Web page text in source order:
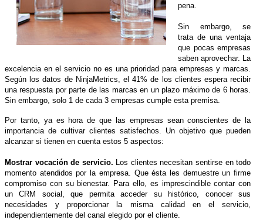
pena.
Sin embargo, se
trata de una ventaja
que pocas empresas
saben aprovechar. La
excelencia en el servicio no es una prioridad para empresas y marcas.
Según los datos de NinjaMetrics, el 41% de los clientes espera recibir
una respuesta por parte de las marcas en un plazo máximo de 6 horas.
Sin embargo, solo 1 de cada 3 empresas cumple esta premisa.
Por tanto, ya es hora de que las empresas sean conscientes de la
importancia de cultivar clientes satisfechos. Un objetivo que pueden
alcanzar si tienen en cuenta estos 5 aspectos:
Mostrar vocación de servicio. Los clientes necesitan sentirse en todo
momento atendidos por la empresa. Que ésta les demuestre un firme
compromiso con su bienestar. Para ello, es imprescindible contar con
un CRM social, que permita acceder su histórico, conocer sus
necesidades y proporcionar la misma calidad en el servicio,
independientemente del canal elegido por el cliente.